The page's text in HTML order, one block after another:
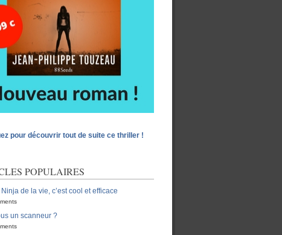
pour découvrir tout de suite ce thriller !
POPULAIRES
de la vie, c’est cool et efficace
un scanneur ?